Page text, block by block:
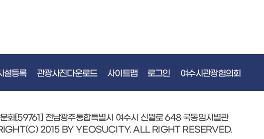
설등록 관광사진다운로드 사이트맵 로그인 여수시관광협의회
화[59761] 전남광주통합특별시 여수시 신월로 648 국동임시별관
2015 BY YEOSUCITY. ALL RIGHT RESERVED.